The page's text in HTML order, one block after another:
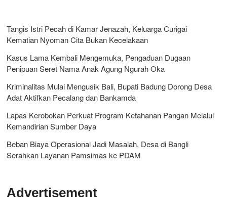
Tangis Istri Pecah di Kamar Jenazah, Keluarga Curigai
Kematian Nyoman Cita Bukan Kecelakaan
Kasus Lama Kembali Mengemuka, Pengaduan Dugaan
Penipuan Seret Nama Anak Agung Ngurah Oka
Kriminalitas Mulai Mengusik Bali, Bupati Badung Dorong Desa
Adat Aktifkan Pecalang dan Bankamda
Lapas Kerobokan Perkuat Program Ketahanan Pangan Melalui
Kemandirian Sumber Daya
Beban Biaya Operasional Jadi Masalah, Desa di Bangli
Serahkan Layanan Pamsimas ke PDAM
Advertisement